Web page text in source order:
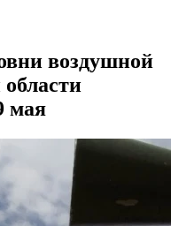
воздушной
мая